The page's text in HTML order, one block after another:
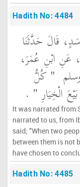
Hadith No: 4484
قَالَ حَدَّثَنَا
عَنِ ابْنِ عُمَرَ،
"‏ كُلُّ
الْخِيَارِ ‏" ‏ ‏.‏
It was narrated from
narrated to us, from
said; "When two
between them is not
have chosen to
Hadith No: 4485